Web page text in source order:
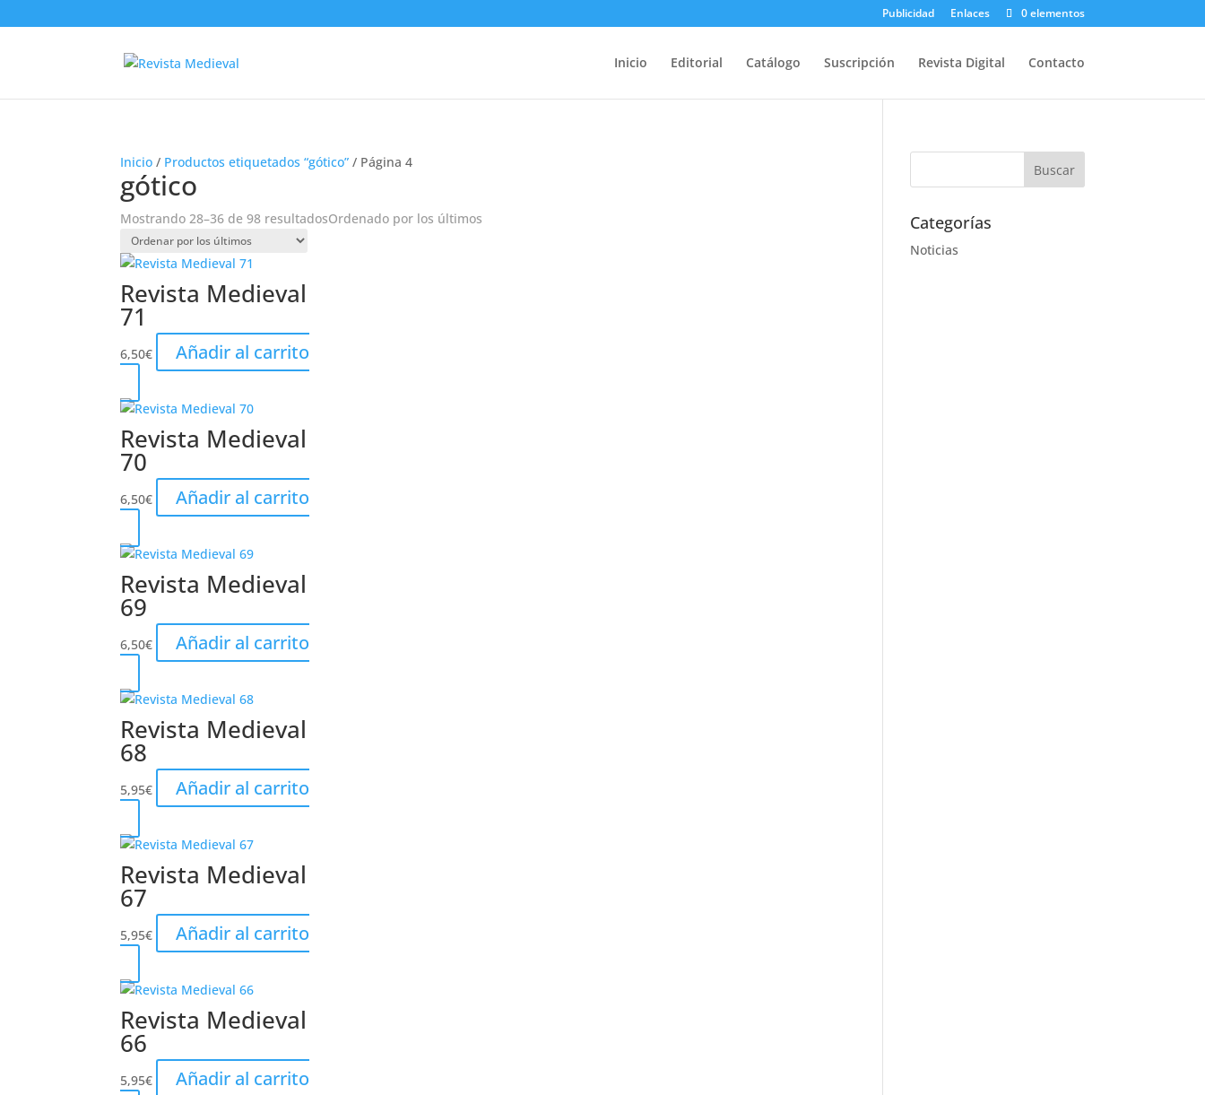
Publicidad Enlaces 0 elementos
Inicio Editorial Catálogo Suscripción Revista Digital Contacto
Inicio / Productos etiquetados “gótico” / Página 4
gótico
Mostrando 28–36 de 98 resultadosOrdenado por los últimos
Revista Medieval
71
6,50€ Añadir al carrito
Revista Medieval
70
6,50€ Añadir al carrito
Revista Medieval
69
6,50€ Añadir al carrito
Revista Medieval
68
5,95€ Añadir al carrito
Revista Medieval
67
5,95€ Añadir al carrito
Revista Medieval
66
5,95€ Añadir al carrito
Categorías
Noticias